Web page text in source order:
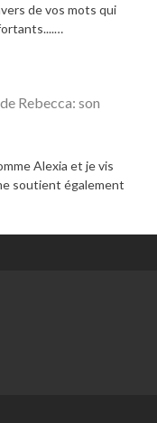
de vos mots qui
Rebecca: son
Alexia et je vis
soutient également